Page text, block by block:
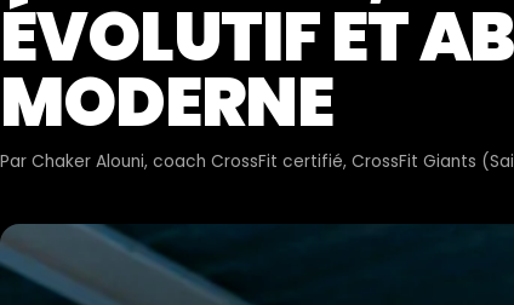
ÉVOLUTIF ET
MODERNE
Par Chaker Alouni, coach CrossFit certifié, CrossFit Giants